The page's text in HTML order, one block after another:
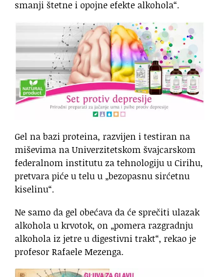
smanji štetne i opojne efekte alkohola“.
Gel na bazi proteina, razvijen i testiran na
miševima na Univerzitetskom švajcarskom
federalnom institutu za tehnologiju u Cirihu,
pretvara piće u telu u „bezopasnu sirćetnu
kiselinu“.
Ne samo da gel obećava da će sprečiti ulazak
alkohola u krvotok, on „pomera razgradnju
alkohola iz jetre u digestivni trakt“, rekao je
profesor Rafaele Mezenga.